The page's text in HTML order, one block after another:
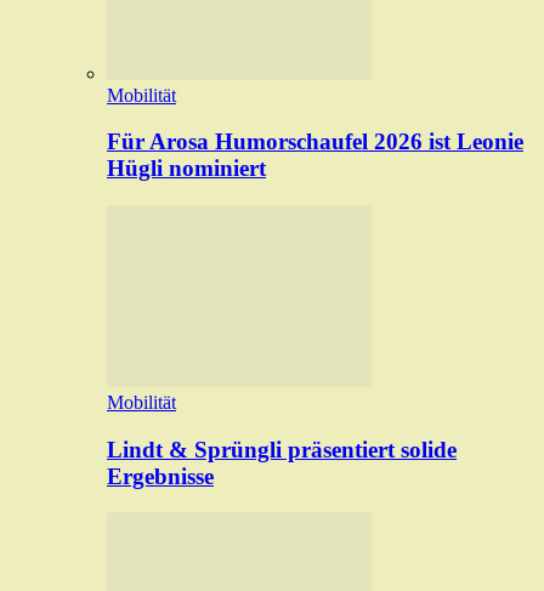
Mobilität
Für Arosa Humorschaufel 2026 ist Leonie
Hügli nominiert
Mobilität
Lindt & Sprüngli präsentiert solide
Ergebnisse